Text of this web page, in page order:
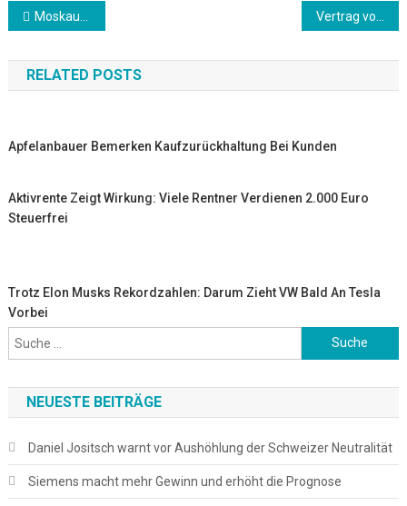
Beitrags-
Navigation
Moskauer Gericht: “Nawalny-Büros” müssen Tätigkeiten einstellen
RELATED POSTS
Apfelanbauer Bemerken Kaufzurückhaltung Bei Kunden
Aktivrente Zeigt Wirkung: Viele Rentner Verdienen 2.000 Euro
Steuerfrei
Trotz Elon Musks Rekordzahlen: Darum Zieht VW Bald An Tesla
Vorbei
Suche
nach:
NEUESTE BEITRÄGE
Daniel Jositsch warnt vor Aushöhlung der Schweizer Neutralität
Siemens macht mehr Gewinn und erhöht die Prognose